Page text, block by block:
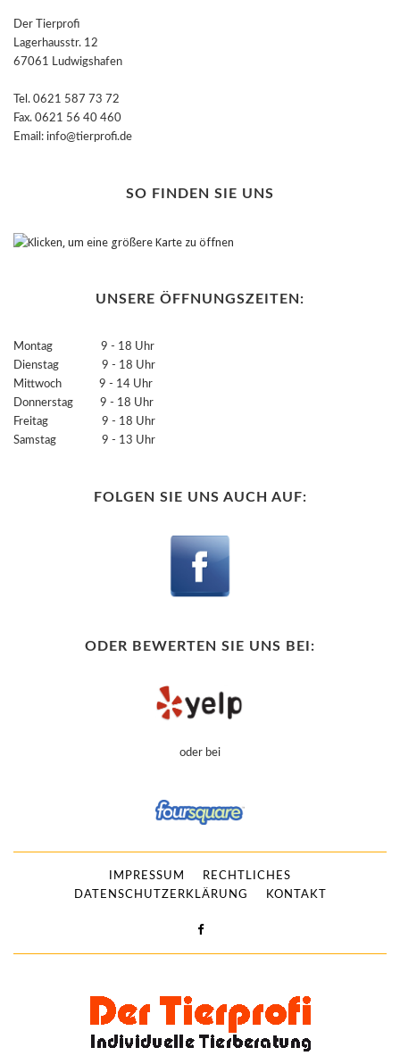
Der Tierprofi
Lagerhausstr. 12
67061 Ludwigshafen
Tel. 0621 587 73 72
Fax. 0621 56 40 460
Email: info@tierprofi.de
SO FINDEN SIE UNS
UNSERE ÖFFNUNGSZEITEN:
Montag 9 - 18 Uhr
Dienstag 9 - 18 Uhr
Mittwoch 9 - 14 Uhr
Donnerstag 9 - 18 Uhr
Freitag 9 - 18 Uhr
Samstag 9 - 13 Uhr
FOLGEN SIE UNS AUCH AUF:
ODER BEWERTEN SIE UNS BEI:
oder bei
IMPRESSUM
RECHTLICHES
DATENSCHUTZERKLÄRUNG
KONTAKT